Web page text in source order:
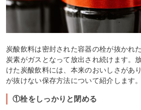
炭酸飲料は密封された容器の栓が抜かれ
炭素がガスとなって放出され続けます。
けた炭酸飲料には、本来のおいしさがあ
が抜けない保存方法について紹介します。
①栓をしっかりと閉める